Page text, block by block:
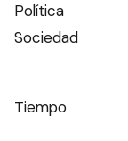
Política
Sociedad
Tiempo